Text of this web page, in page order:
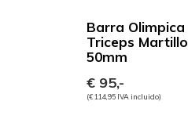
Barra Olimpica
Triceps Martillo
50mm
€ 95,-
(€ 114,95 IVA incluido)